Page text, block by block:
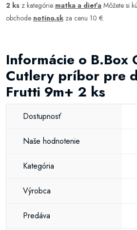
2 ks z kategórie matka a dieťa Môžete si
obchode notino.sk za cenu 10 €.
Informácie o B.Box
Cutlery príbor pre
Frutti 9m+ 2 ks
Dostupnosť
Naše hodnotenie
Kategória
Výrobca
Predáva